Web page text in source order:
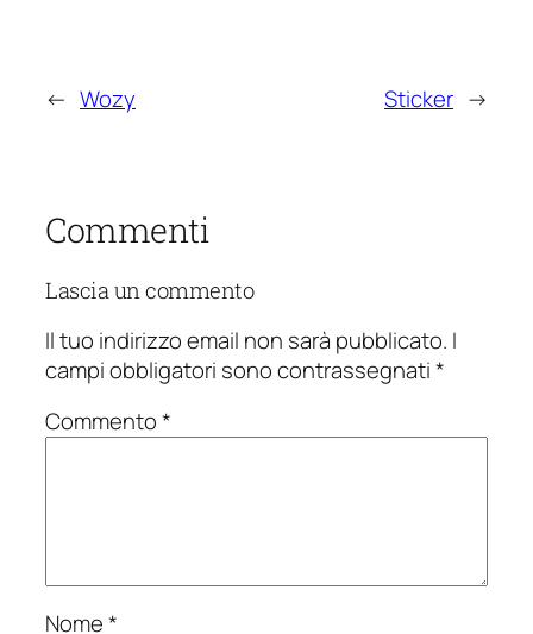
← Wozy Sticker →
Commenti
Lascia un commento
Il tuo indirizzo email non sarà pubblicato. I
campi obbligatori sono contrassegnati*
Commento*
Nome*